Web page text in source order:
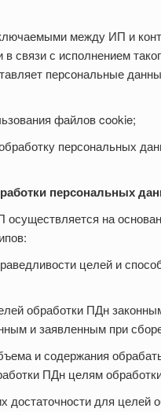
между ИП и
связи с исполнением
персональные
файлов cookie;
персональных
персональных
на
целей и
обработки ПДн
и заявленным при
и содержания
ПДн целям
достаточности для целей